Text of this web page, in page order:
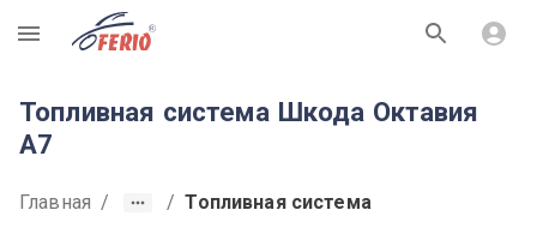
R
Топливная система Шкода Октавия
A7
Главная / / Топливная система